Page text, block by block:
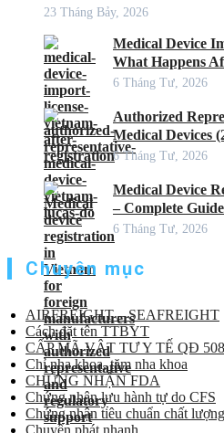
23 Tháng Bảy, 2026
Medical Device
What Happens
6 Tháng Tư, 2026
Authorized
Medical Devices
6 Tháng Tư, 2026
Medical Device
– Complete
6 Tháng Tư, 2026
Chuyên mục
AIRFREIGHT – SEAFREIGHT
Cách đặt tên TTBYT
CẤP MÃ VẬT TƯ Y TẾ QĐ
Chỉ nha khoa, tăm nha khoa
CHỨNG NHẬN FDA
Chứng nhận lưu hành tự do CFS
Chứng nhận tiêu chuẩn chất
Chuyển phát nhanh